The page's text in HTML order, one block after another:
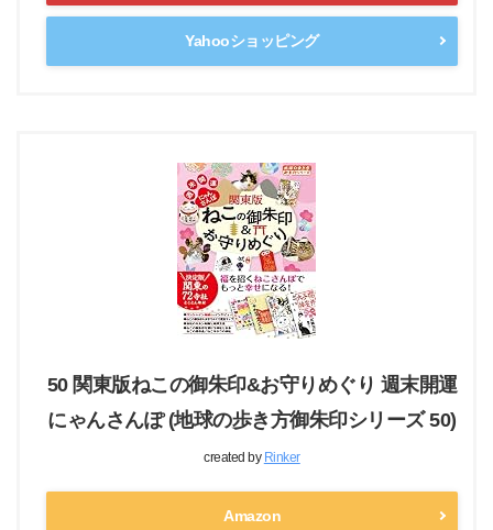
Yahooショッピング
50 関東版ねこの御朱印&お守りめぐり 週末開運
にゃんさんぽ (地球の歩き方御朱印シリーズ 50)
created by Rinker
Amazon